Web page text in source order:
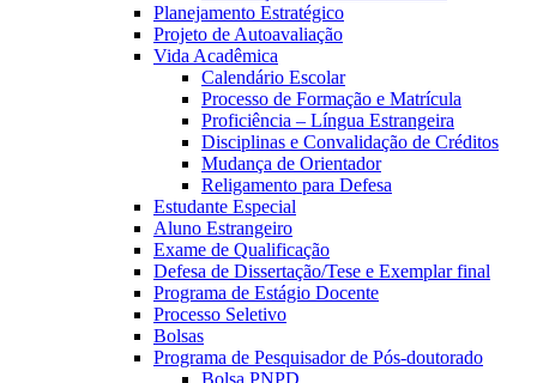
Planejamento Estratégico
Projeto de Autoavaliação
Vida Acadêmica
Calendário Escolar
Processo de Formação e Matrícula
Proficiência – Língua Estrangeira
Disciplinas e Convalidação de Créditos
Mudança de Orientador
Religamento para Defesa
Estudante Especial
Aluno Estrangeiro
Exame de Qualificação
Defesa de Dissertação/Tese e Exemplar final
Programa de Estágio Docente
Processo Seletivo
Bolsas
Programa de Pesquisador de Pós-doutorado
Bolsa PNPD